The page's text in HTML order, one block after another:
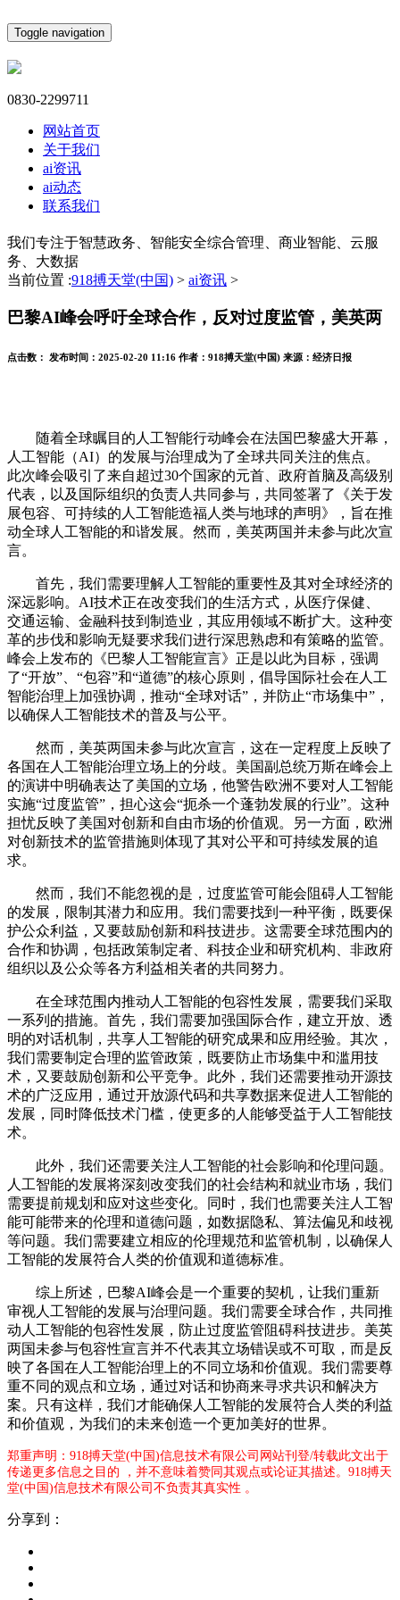
Toggle navigation
0830-2299711
网站首页
关于我们
ai资讯
ai动态
联系我们
我们专注于智慧政务、智能安全综合管理、商业智能、云服
务、大数据
当前位置 :918搏天堂(中国) > ai资讯 >
巴黎AI峰会呼吁全球合作，反对过度监管，美英两
点击数： 发布时间： 2025-02-20 11:16 作者： 918搏天堂(中国) 来源： 经济日报
随着全球瞩目的人工智能行动峰会在法国巴黎盛大开幕，
人工智能（AI）的发展与治理成为了全球共同关注的焦点。
此次峰会吸引了来自超过30个国家的元首、政府首脑及高级别
代表，以及国际组织的负责人共同参与，共同签署了《关于发
展包容、可持续的人工智能造福人类与地球的声明》，旨在推
动全球人工智能的和谐发展。然而，美英两国并未参与此次宣
言。
首先，我们需要理解人工智能的重要性及其对全球经济的
深远影响。AI技术正在改变我们的生活方式，从医疗保健、
交通运输、金融科技到制造业，其应用领域不断扩大。这种变
革的步伐和影响无疑要求我们进行深思熟虑和有策略的监管。
峰会上发布的《巴黎人工智能宣言》正是以此为目标，强调
了“开放”、“包容”和“道德”的核心原则，倡导国际社会在人工
智能治理上加强协调，推动“全球对话”，并防止“市场集中”，
以确保人工智能技术的普及与公平。
然而，美英两国未参与此次宣言，这在一定程度上反映了
各国在人工智能治理立场上的分歧。美国副总统万斯在峰会上
的演讲中明确表达了美国的立场，他警告欧洲不要对人工智能
实施“过度监管”，担心这会“扼杀一个蓬勃发展的行业”。这种
担忧反映了美国对创新和自由市场的价值观。另一方面，欧洲
对创新技术的监管措施则体现了其对公平和可持续发展的追
求。
然而，我们不能忽视的是，过度监管可能会阻碍人工智能
的发展，限制其潜力和应用。我们需要找到一种平衡，既要保
护公众利益，又要鼓励创新和科技进步。这需要全球范围内的
合作和协调，包括政策制定者、科技企业和研究机构、非政府
组织以及公众等各方利益相关者的共同努力。
在全球范围内推动人工智能的包容性发展，需要我们采取
一系列的措施。首先，我们需要加强国际合作，建立开放、透
明的对话机制，共享人工智能的研究成果和应用经验。其次，
我们需要制定合理的监管政策，既要防止市场集中和滥用技
术，又要鼓励创新和公平竞争。此外，我们还需要推动开源技
术的广泛应用，通过开放源代码和共享数据来促进人工智能的
发展，同时降低技术门槛，使更多的人能够受益于人工智能技
术。
此外，我们还需要关注人工智能的社会影响和伦理问题。
人工智能的发展将深刻改变我们的社会结构和就业市场，我们
需要提前规划和应对这些变化。同时，我们也需要关注人工智
能可能带来的伦理和道德问题，如数据隐私、算法偏见和歧视
等问题。我们需要建立相应的伦理规范和监管机制，以确保人
工智能的发展符合人类的价值观和道德标准。
综上所述，巴黎AI峰会是一个重要的契机，让我们重新
审视人工智能的发展与治理问题。我们需要全球合作，共同推
动人工智能的包容性发展，防止过度监管阻碍科技进步。美英
两国未参与包容性宣言并不代表其立场错误或不可取，而是反
映了各国在人工智能治理上的不同立场和价值观。我们需要尊
重不同的观点和立场，通过对话和协商来寻求共识和解决方
案。只有这样，我们才能确保人工智能的发展符合人类的利益
和价值观，为我们的未来创造一个更加美好的世界。
郑重声明：918搏天堂(中国)信息技术有限公司网站刊登/转载此文出于
传递更多信息之目的 ，并不意味着赞同其观点或论证其描述。918搏天
堂(中国)信息技术有限公司不负责其真实性 。
分享到：